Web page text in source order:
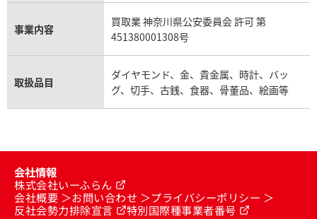
事業内容
買取業 神奈川県公安委員会 許可 第
451380001308号
取扱品目
ダイヤモンド、金、貴金属、時計、バッ
グ、切手、古銭、食器、骨董品、絵画等
会社情報
株式会社いーふらん
会社概要
お問い合わせ
プライバシーポリシー
反社会勢力排除宣言
特別国際種事業者番号